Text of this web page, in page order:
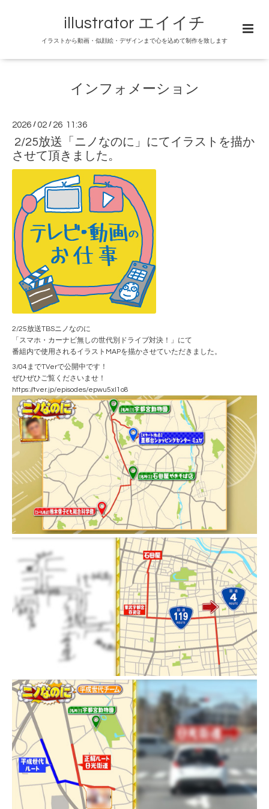
illustrator エイイチ
イラストから動画・似顔絵・デザインまで心を込めて制作を致します
インフォメーション
2026 /02 / 26 11:36
2/25放送「ニノなのに」にてイラストを描か
させて頂きました。
2/25放送TBSニノなのに
「スマホ・カーナビ無しの世代別ドライブ対決！」にて
番組内で使用されるイラストMAPを描かさせていただきました。
3/04までTVerで公開中です！
ぜひぜひご覧くださいませ！
https://tver.jp/episodes/epwu5xl1o8